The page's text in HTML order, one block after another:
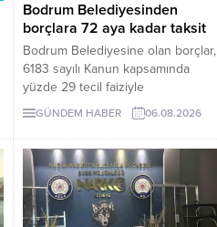
Bodrum Belediyesinden
borçlara 72 aya kadar taksit
Bodrum Belediyesine olan borçlar,
6183 sayılı Kanun kapsamında
yüzde 29 tecil faiziyle
taksitlendirilebilecek. Gerçek
kişiler için 48 aya, belirli koşulları
kadar taksit uygulanacak. Son
başvuru tarihi 31 Ağustos 2026.
GÜNDEM HABER 06.08.2026